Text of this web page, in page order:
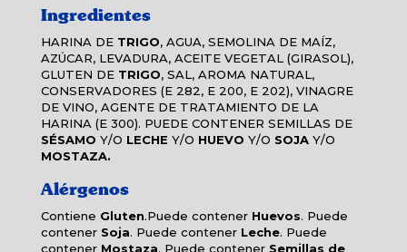
Ingredientes
HARINA DE TRIGO, AGUA, SEMOLINA DE MAÍZ,
AZÚCAR, LEVADURA, ACEITE VEGETAL (GIRASOL),
GLUTEN DE TRIGO, SAL, AROMA NATURAL,
CONSERVADORES (E 282, E 200, E 202), VINAGRE
DE VINO, AGENTE DE TRATAMIENTO DE LA
HARINA (E 300). PUEDE CONTENER SEMILLAS DE
SÉSAMO Y/O LECHE Y/O HUEVO Y/O SOJA Y/O
MOSTAZA.
Alérgenos
Contiene Gluten.Puede contener Huevos. Puede
contener Soja. Puede contener Leche. Puede
contener Mostaza. Puede contener Semillas de